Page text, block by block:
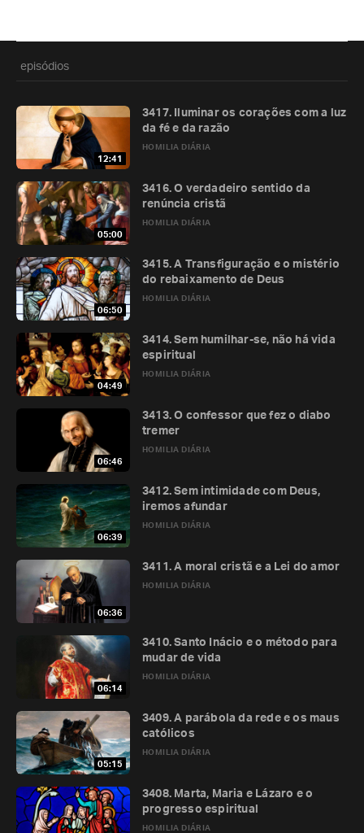
episódios
12:41
HOMILIA DIÁRIA
3417. Iluminar os corações com a luz
da fé e da razão
05:00
HOMILIA DIÁRIA
3416. O verdadeiro sentido da
renúncia cristã
06:50
HOMILIA DIÁRIA
3415. A Transfiguração e o mistério
do rebaixamento de Deus
04:49
HOMILIA DIÁRIA
3414. Sem humilhar-se, não há vida
espiritual
06:46
HOMILIA DIÁRIA
3413. O confessor que fez o diabo
tremer
06:39
HOMILIA DIÁRIA
3412. Sem intimidade com Deus,
iremos afundar
06:36
HOMILIA DIÁRIA
3411. A moral cristã e a Lei do amor
06:14
HOMILIA DIÁRIA
3410. Santo Inácio e o método para
mudar de vida
05:15
HOMILIA DIÁRIA
3409. A parábola da rede e os maus
católicos
HOMILIA DIÁRIA
3408. Marta, Maria e Lázaro e o
progresso espiritual